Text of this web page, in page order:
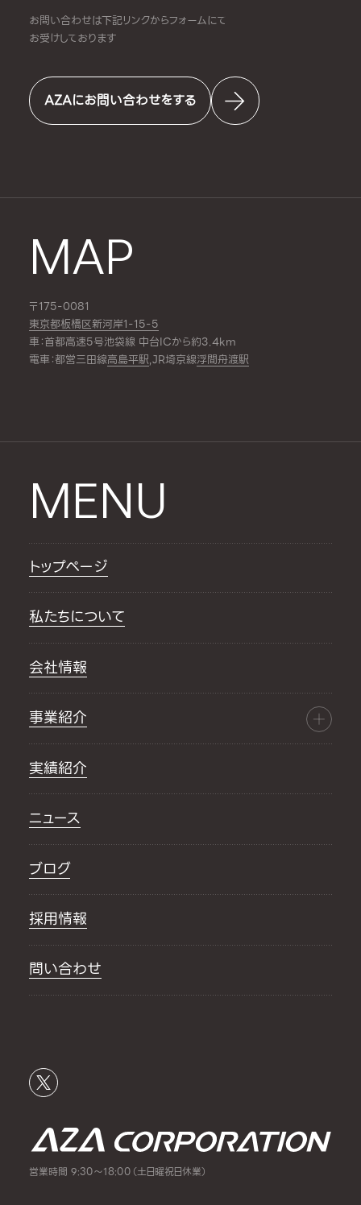
お問い合わせは下記リンクからフォームにて
お受けしております
AZAにお問い合わせをする
MAP
〒175-0081
東京都板橋区新河岸1-15-5
車：首都高速5号池袋線 中台ICから約3.4km
電車：都営三田線高島平駅,JR埼京線浮間舟渡駅
MENU
トップページ
私たちについて
会社情報
事業紹介
実績紹介
ニュース
ブログ
採用情報
問い合わせ
営業時間 9:30～18:00（土日曜祝日休業）